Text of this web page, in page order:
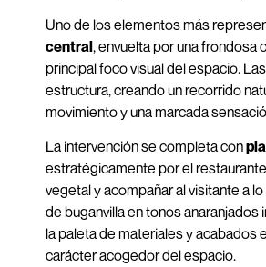
Uno de los elementos más
central, envuelta por una
principal foco visual del espacio.
estructura, creando un recorrido
movimiento y una marcada
La intervención se completa con
estratégicamente por el
vegetal y acompañar al visitante a
de buganvilla en tonos
la paleta de materiales y acabados
carácter acogedor del espacio.